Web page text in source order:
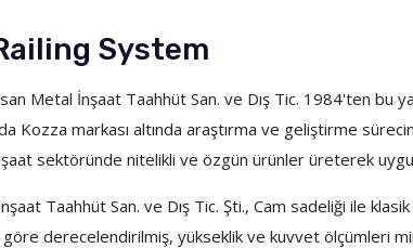
System
Metal İnşaat Taahhüt San. ve Dış Tic. 1984'ten
Kozza markası altında araştırma ve geliştirme
sektöründe nitelikli ve özgün ürünler üreterek
Taahhüt San. ve Dış Tic. Şti., Cam sadeliği ile
derecelendirilmiş, yükseklik ve kuvvet ölçümleri